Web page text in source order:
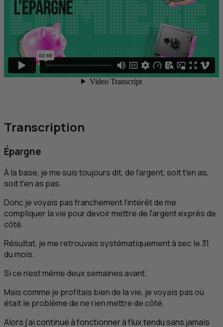
Transcription
Épargne
À la base, je me suis toujours dit, de l'argent, soit t'en as,
soit t'en as pas.
Donc je voyais pas franchement l'intérêt de me
compliquer la vie pour devoir mettre de l'argent exprès de
côté.
Résultat, je me retrouvais systématiquement à sec le 31
du mois.
Si ce n'est même deux semaines avant.
Mais comme je profitais bien de la vie, je voyais pas où
était le problème de ne rien mettre de côté.
Alors j'ai continué à fonctionner à flux tendu sans jamais